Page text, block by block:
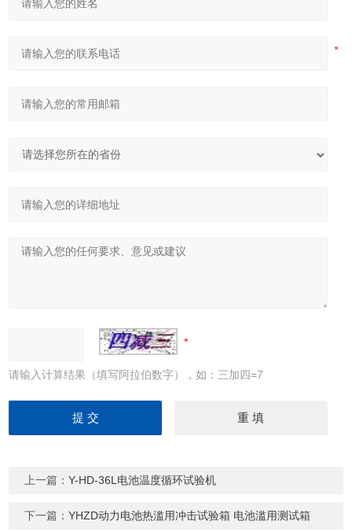
请输入计算结果（填写阿拉伯数字），如：三加四=7
上一篇：Y-HD-36L电池温度循环试验机
下一篇：YHZD动力电池热滥用冲击试验箱 电池滥用测试箱